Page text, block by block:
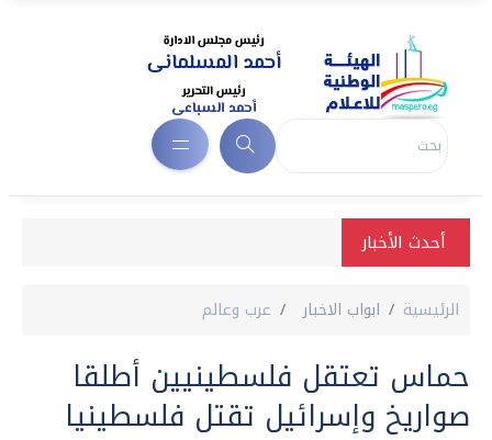
أحدث الأخبار
الرئيسية ابواب الاخبار عرب وعالم
حماس تعتقل فلسطينيين أطلقا
صواريخ وإسرائيل تقتل فلسطينيا